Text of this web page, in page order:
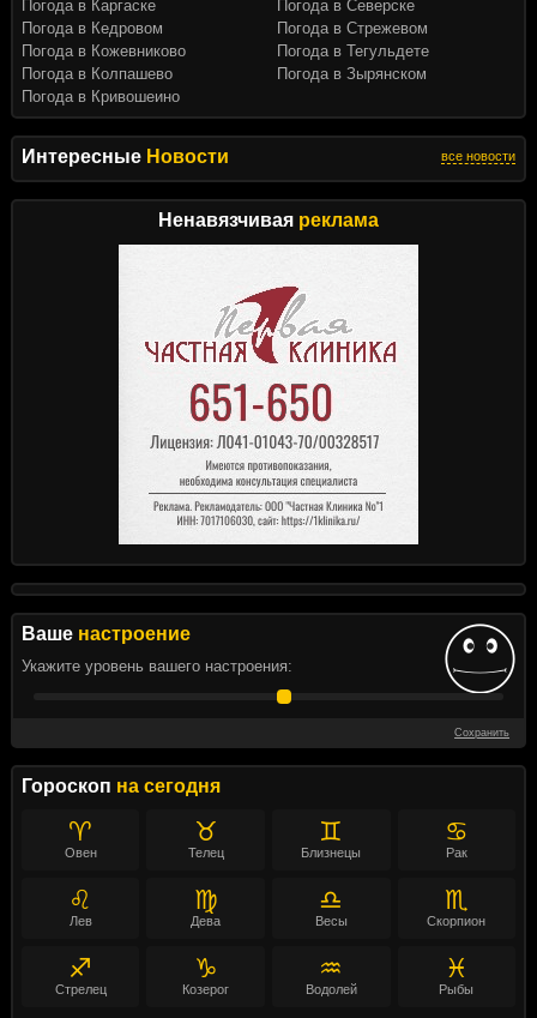
Интересные Новости все новости
Ненавязчивая реклама
Ваше настроение
Укажите уровень вашего настроения:
Сохранить
Гороскоп на сегодня
♈
Овен
♉
Телец
♊
Близнецы
♋
Рак
♌
Лев
♍
Дева
♎
Весы
♏
Скорпион
♐
Стрелец
♑
Козерог
♒
Водолей
♓
Рыбы
Погода в Каргаске
Погода в Кедровом
Погода в Кожевниково
Погода в Колпашево
Погода в Кривошеино
Погода в Северске
Погода в Стрежевом
Погода в Тегульдете
Погода в Зырянском